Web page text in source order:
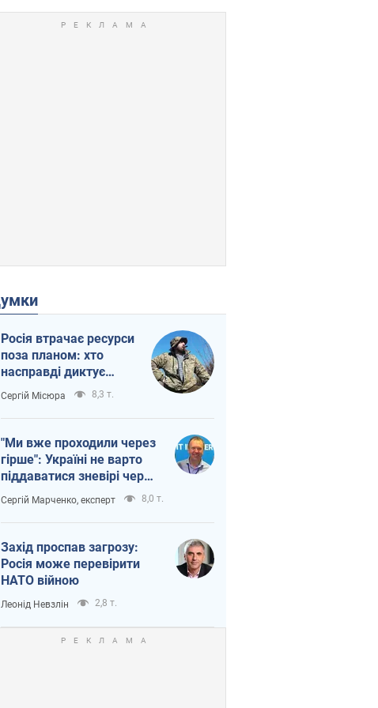
Думки
Росія втрачає ресурси
поза планом: хто
насправді диктує
темп війни
Сергій Місюра 8,3 т.
"Ми вже проходили через
гірше": Україні не варто
піддаватися зневірі через
ракетний терор
Сергій Марченко, експерт 8,0 т.
Захід проспав загрозу:
Росія може перевірити
НАТО війною
Леонід Невзлін 2,8 т.